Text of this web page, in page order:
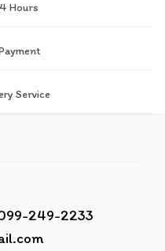
Hours
Service
249-2233